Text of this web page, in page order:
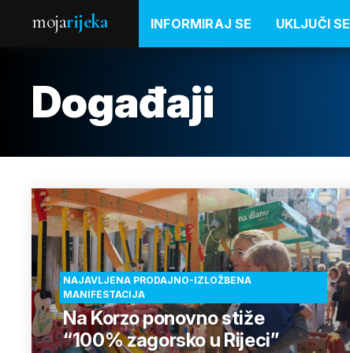
mojarijeka INFORMIRAJ SE UKLJUČI SE
Događaji
NAJAVLJENA PRODAJNO-IZLOŽBENA
MANIFESTACIJA
Na Korzo ponovno stiže
“100% zagorsko u Rijeci”